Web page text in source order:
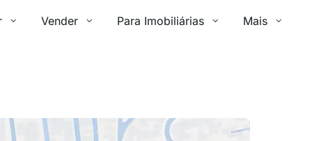
Vender Para Imobiliárias Mais